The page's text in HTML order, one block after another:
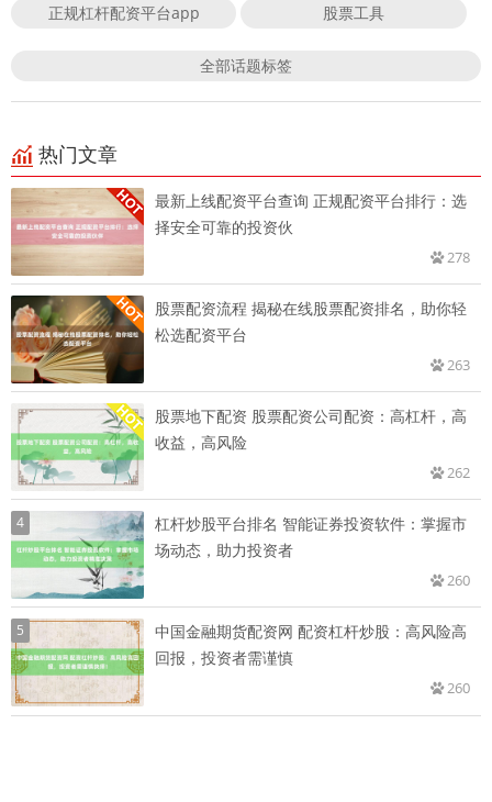
正规杠杆配资平台app 股票工具
全部话题标签
热门文章
最新上线配资平台查询 正规配资平台排行：选
择安全可靠的投资伙
278
股票配资流程 揭秘在线股票配资排名，助你轻
松选配资平台
263
股票地下配资 股票配资公司配资：高杠杆，高
收益，高风险
262
4
杠杆炒股平台排名 智能证券投资软件：掌握市
场动态，助力投资者
260
5
中国金融期货配资网 配资杠杆炒股：高风险高
回报，投资者需谨慎
260